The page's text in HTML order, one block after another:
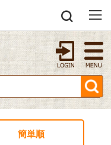
簡単順